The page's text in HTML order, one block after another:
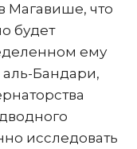
Магавише, что
будет
ему
Бандари,
исследовать